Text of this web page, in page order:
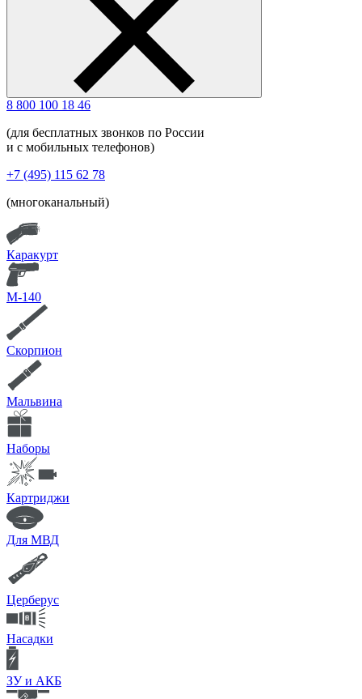
8 800 100 18 46
(для бесплатных звонков по России
и с мобильных телефонов)
+7 (495) 115 62 78
(многоканальный)
Каракурт
М-140
Скорпион
Мальвина
Наборы
Картриджи
Для МВД
Церберус
Насадки
ЗУ и АКБ